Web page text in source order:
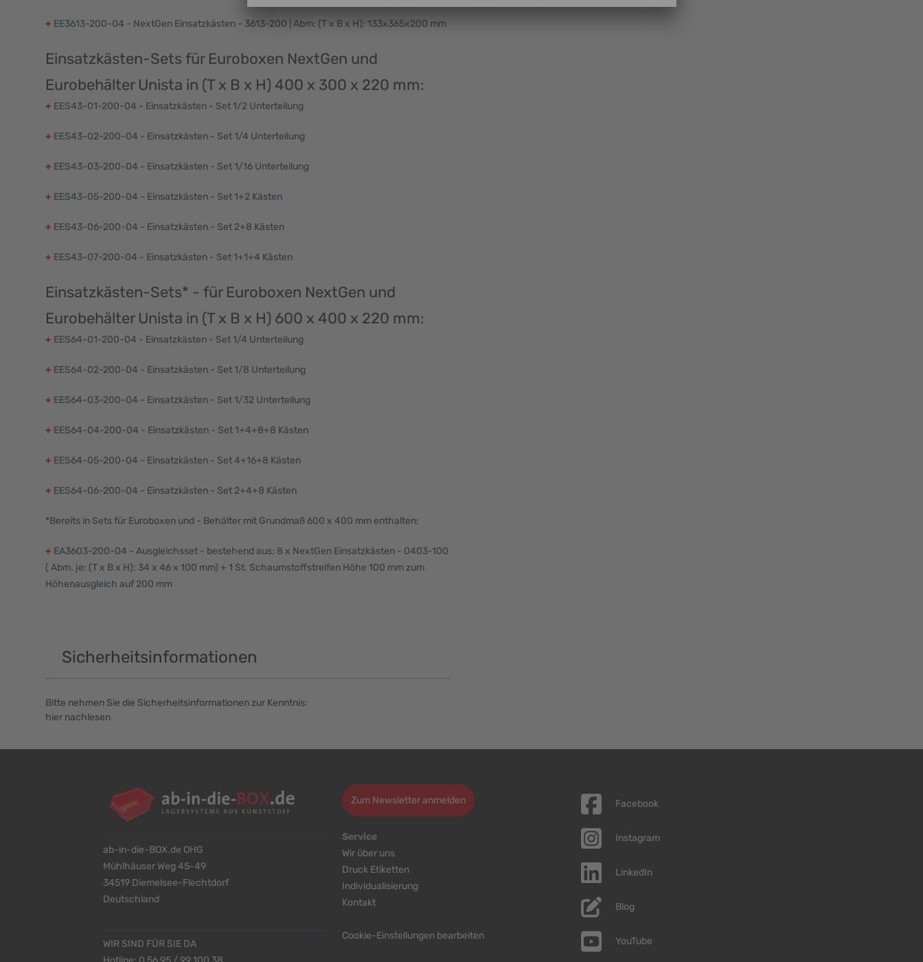
+ EE3613-200-04 - NextGen Einsatzkästen - 3613-200 | Abm: (T x B x H): 133x365x200 mm
Einsatzkästen-Sets für Euroboxen NextGen und
Eurobehälter Unista in (T x B x H) 400 x 300 x 220 mm:
+ EES43-01-200-04 - Einsatzkästen - Set 1/2 Unterteilung
+ EES43-02-200-04 - Einsatzkästen - Set 1/4 Unterteilung
+ EES43-03-200-04 - Einsatzkästen - Set 1/16 Unterteilung
+ EES43-05-200-04 - Einsatzkästen - Set 1+2 Kästen
+ EES43-06-200-04 - Einsatzkästen - Set 2+8 Kästen
+ EES43-07-200-04 - Einsatzkästen - Set 1+1+4 Kästen
Einsatzkästen-Sets* - für Euroboxen NextGen und
Eurobehälter Unista in (T x B x H) 600 x 400 x 220 mm:
+ EES64-01-200-04 - Einsatzkästen - Set 1/4 Unterteilung
+ EES64-02-200-04 - Einsatzkästen - Set 1/8 Unterteilung
+ EES64-03-200-04 - Einsatzkästen - Set 1/32 Unterteilung
+ EES64-04-200-04 - Einsatzkästen - Set 1+4+8+8 Kästen
+ EES64-05-200-04 - Einsatzkästen - Set 4+16+8 Kästen
+ EES64-06-200-04 - Einsatzkästen - Set 2+4+8 Kästen
*Bereits in Sets für Euroboxen und - Behälter mit Grundmaß 600 x 400 mm enthalten:
+ EA3603-200-04 - Ausgleichsset - bestehend aus: 8 x NextGen Einsatzkästen - 0403-100
( Abm. je: (T x B x H): 34 x 46 x 100 mm) + 1 St. Schaumstoffstreifen Höhe 100 mm zum
Höhenausgleich auf 200 mm
Sicherheitsinformationen
Bitte nehmen Sie die Sicherheitsinformationen zur Kenntnis:
hier nachlesen
ab-in-die-BOX.de OHG
Mühlhäuser Weg 45-49
34519 Diemelsee-Flechtdorf
Deutschland
WIR SIND FÜR SIE DA
Zum Newsletter anmelden
Service
Wir über uns
Druck Etiketten
Individualisierung
Kontakt
Cookie-Einstellungen bearbeiten
Facebook
Instagram
LinkedIn
Blog
YouTube